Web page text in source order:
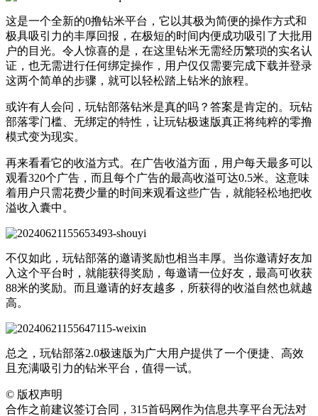
这是一个全新的0撸钻米平台，它以其极为简便的操作方式和
极具吸引力的丰厚回报，在极短的时间内便成功吸引了大批用
户的目光。令人惊喜的是，在这里钻米无需经历繁琐的实名认
证，也无需进行任何绑定操作，用户仅仅需要完成下载并登录
这两个简单的步骤，就可以轻松踏上钻米的旅程。
或许有人会问，玩钻部落钻米是真的吗？答案是肯定的。玩钻
部落零门槛、无绑定的特性，让玩钻极速版真正将纯粹的零撸
模式变为现实。
再来看看它的收溢方式。在广告收溢方面，用户每天最多可以
观看320个广告，而且每个广告的最高收溢可达0.5米。这意味
着用户只需花费少量的时间来观看这些广告，就能轻松地把收
溢收入囊中。
不仅如此，玩钻部落的邀请奖励也相当丰厚。当你邀请好友加
入这个平台时，就能获得奖励，每邀请一位好友，最高可收获
88米的奖励。而且邀请的好友越多，所获得的收溢自然也就越
高。
总之，玩钻部落2.0极速版为广大用户提供了一个便捷、高效
且充满吸引力的钻米平台，值得一试。
© 版权声明
合作之前建议签订合同，315首码网作为信息共享平台无法对